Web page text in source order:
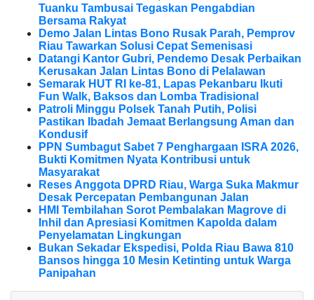
Tuanku Tambusai Tegaskan Pengabdian
Bersama Rakyat
Demo Jalan Lintas Bono Rusak Parah, Pemprov
Riau Tawarkan Solusi Cepat Semenisasi
Datangi Kantor Gubri, Pendemo Desak Perbaikan
Kerusakan Jalan Lintas Bono di Pelalawan
Semarak HUT RI ke-81, Lapas Pekanbaru Ikuti
Fun Walk, Baksos dan Lomba Tradisional
Patroli Minggu Polsek Tanah Putih, Polisi
Pastikan Ibadah Jemaat Berlangsung Aman dan
Kondusif
PPN Sumbagut Sabet 7 Penghargaan ISRA 2026,
Bukti Komitmen Nyata Kontribusi untuk
Masyarakat
Reses Anggota DPRD Riau, Warga Suka Makmur
Desak Percepatan Pembangunan Jalan
HMI Tembilahan Sorot Pembalakan Magrove di
Inhil dan Apresiasi Komitmen Kapolda dalam
Penyelamatan Lingkungan
Bukan Sekadar Ekspedisi, Polda Riau Bawa 810
Bansos hingga 10 Mesin Ketinting untuk Warga
Panipahan